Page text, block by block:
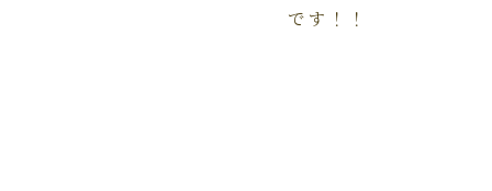
です！！